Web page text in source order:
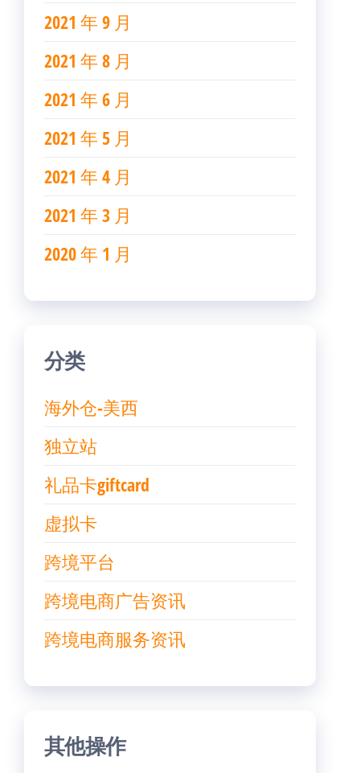
2021 年 9 月
2021 年 8 月
2021 年 6 月
2021 年 5 月
2021 年 4 月
2021 年 3 月
2020 年 1 月
分类
海外仓-美西
独立站
礼品卡giftcard
虚拟卡
跨境平台
跨境电商广告资讯
跨境电商服务资讯
其他操作